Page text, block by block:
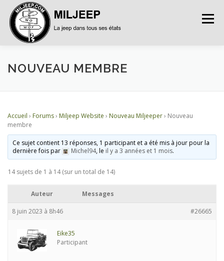
Menu
ACCUEIL ARTICLES PETITES ANNONCES
DOCUMENTATIONS FORUMS S’INSCRIRE
CONNEXION
NOUVEAU MEMBRE
Accueil › Forums› Miljeep Website › Nouveau Miljeeper› Nouveau
membre
Ce sujet contient 13 réponses, 1 participant et a été mis à jour pour la
dernière fois par
Michel94, le il y a 3 années et 1 mois.
14 sujets de 1 à 14 (sur un total de 14)
Auteur Messages
8 juin 2023 à 8h46 #26665
Eike35
Participant